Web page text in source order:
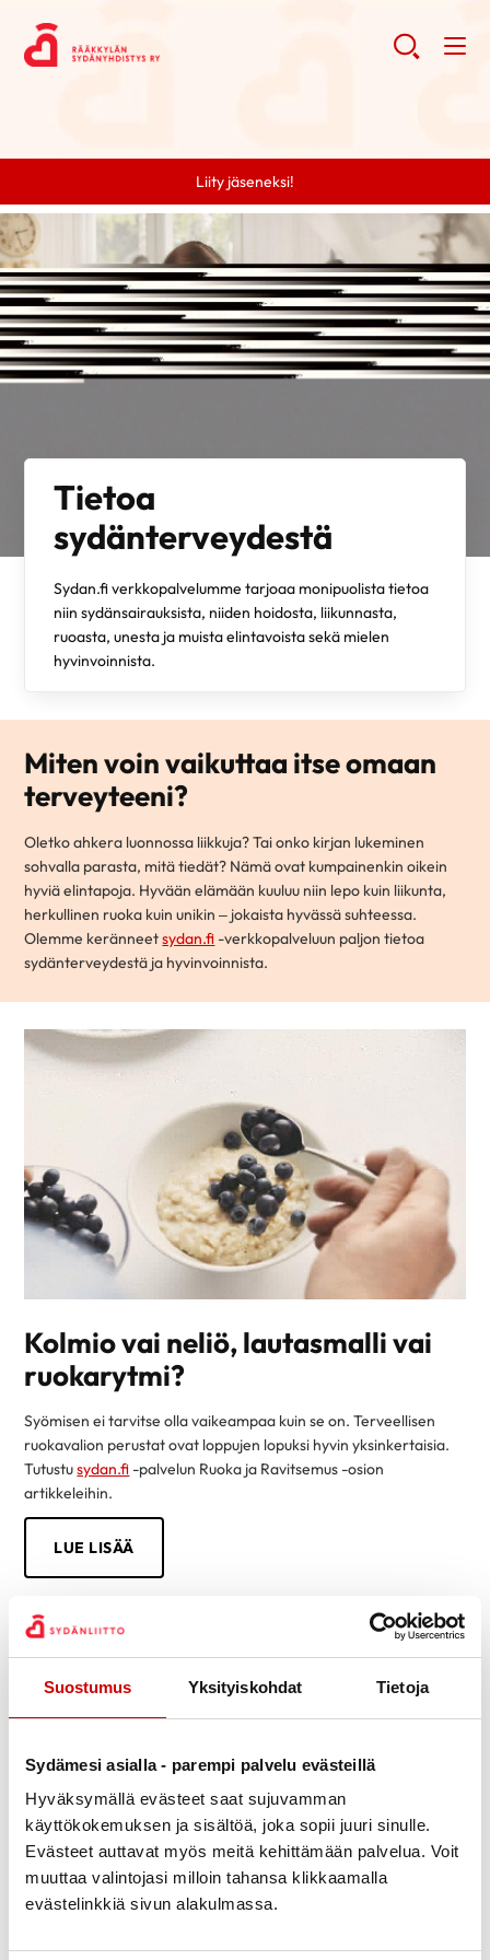
Suostumus Yksityiskohdat Tietoja
Sydämesi asialla - parempi palvelu evästeillä
Hyväksymällä evästeet saat sujuvamman
käyttökokemuksen ja sisältöä, joka sopii juuri sinulle.
Evästeet auttavat myös meitä kehittämään palvelua. Voit
muuttaa valintojasi milloin tahansa klikkaamalla
evästelinkkiä sivun alakulmassa.
Liity jäseneksi!
Tietoa
sydänterveydestä
Sydan.fi verkkopalvelumme tarjoaa monipuolista tietoa
niin sydänsairauksista, niiden hoidosta, liikunnasta,
ruoasta, unesta ja muista elintavoista sekä mielen
hyvinvoinnista.
Miten voin vaikuttaa itse omaan
terveyteeni?
Oletko ahkera luonnossa liikkuja? Tai onko kirjan lukeminen
sohvalla parasta, mitä tiedät? Nämä ovat kumpainenkin oikein
hyviä elintapoja. Hyvään elämään kuuluu niin lepo kuin liikunta,
herkullinen ruoka kuin unikin – jokaista hyvässä suhteessa.
Olemme keränneetsydan.fi -verkkopalveluun paljon tietoa
sydänterveydestä ja hyvinvoinnista.
Kolmio vai neliö, lautasmalli vai
ruokarytmi?
Syömisen ei tarvitse olla vaikeampaa kuin se on. Terveellisen
ruokavalion perustat ovat loppujen lopuksi hyvin yksinkertaisia.
Tutustusydan.fi -palvelun Ruoka ja Ravitsemus -osion
artikkeleihin.
LUE LISÄÄ
Tietoa sydänsairauksista helposti